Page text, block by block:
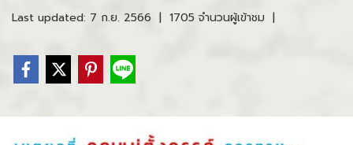
Last updated: 7 ก.ย. 2566 | 1705 จำนวนผู้เข้าชม |